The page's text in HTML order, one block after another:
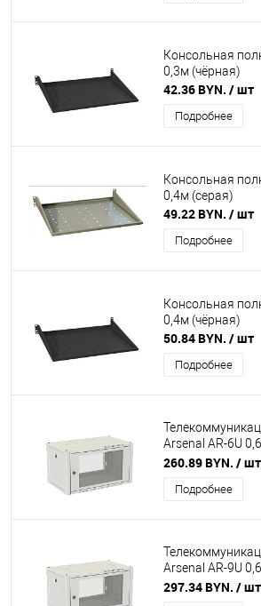
Консольная
0,3м (чёрная)
42.36 BYN. / шт
Подробнее
Консольная
0,4м (серая)
49.22 BYN. / шт
Подробнее
Консольная
0,4м (чёрная)
50.84 BYN. / шт
Подробнее
Arsenal AR-6U
стекло (серый)
260.89 BYN. / шт
Подробнее
Arsenal AR-9U
стекло (серый)
297.34 BYN. / шт